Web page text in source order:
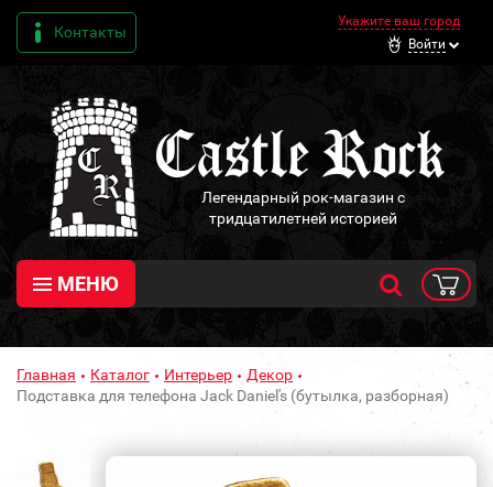
Контакты
Укажите ваш город
Войти
Легендарный рок-магазин с
тридцатилетней историей
МЕНЮ
Главная Каталог Интерьер
Декор
Подставка для телефона Jack Daniel's (бутылка, разборная)